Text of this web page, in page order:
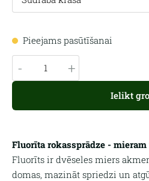
Pieejams pasūtīšanai
- +
Ielikt
Fluorīta rokassprādze -
Fluorīts ir dvēseles miers
domas, mazināt spriedzi un